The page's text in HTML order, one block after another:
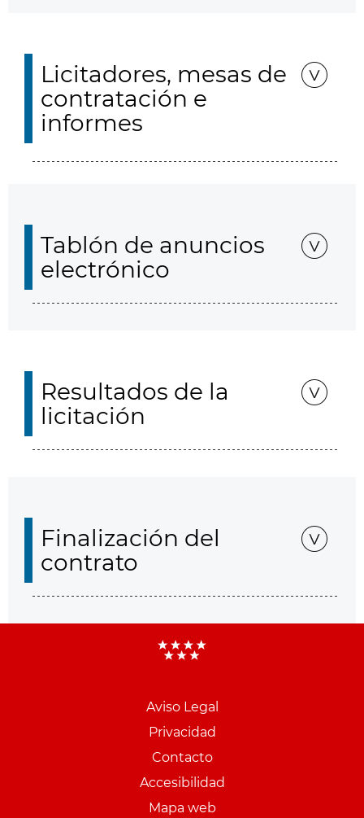
Licitadores, mesas de
contratación e
informes
Tablón de anuncios
electrónico
Resultados de la
licitación
Finalización del
contrato
Aviso Legal
Privacidad
Contacto
Accesibilidad
Mapa web